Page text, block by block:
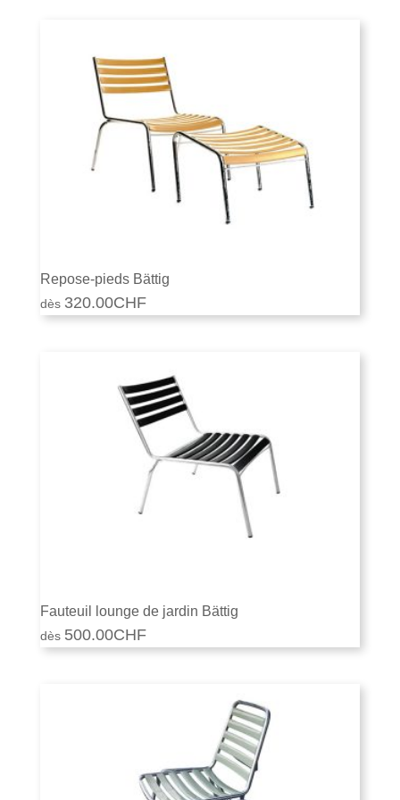
2'377.00CHF.
Repose-pieds Bättig
320.00CHF
Fauteuil lounge de jardin Bättig
500.00CHF